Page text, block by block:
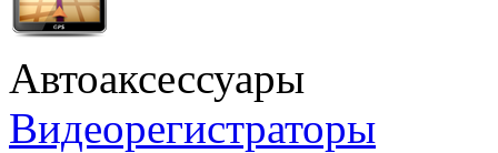
Автоаксессуары
Видеорегистраторы